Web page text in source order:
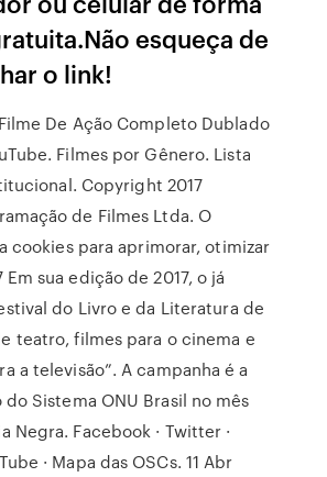
esqueça de
o link!
Filme De Ação Completo Dublado
Filmes por Gênero. Lista
Copyright 2017
de Filmes Ltda. O
cookies para aprimorar, otimizar
sua edição de 2017, o já
do Livro e da Literatura de
teatro, filmes para o cinema e
a televisão”. A campanha é a
Sistema ONU Brasil no mês
Negra. Facebook · Twitter ·
· Mapa das OSCs. 11 Abr